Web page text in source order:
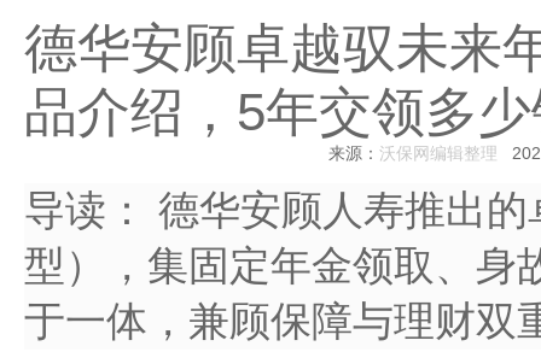
德华安顾卓越驭未来
品介绍，5年交领多
来源： 沃保网编辑整理
导读：
德华安顾人寿推出
型），集固定年金领取、身
于一体，兼顾保障与理财双